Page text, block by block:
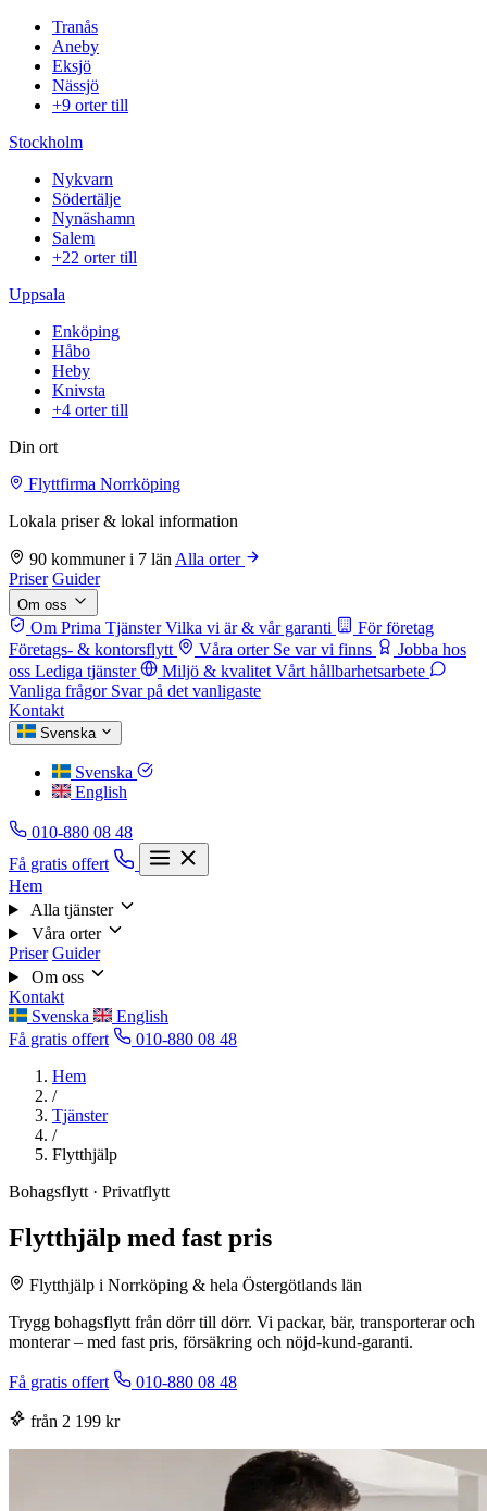
Tranås
Aneby
Eksjö
Nässjö
+9 orter till
Stockholm
Nykvarn
Södertälje
Nynäshamn
Salem
+22 orter till
Uppsala
Enköping
Håbo
Heby
Knivsta
+4 orter till
Din ort
Flyttfirma Norrköping
Lokala priser & lokal information
90 kommuner i 7 län Alla orter
Priser Guider
Om oss
Om Prima Tjänster Vilka vi är & vår garanti
För företag
Företags- & kontorsflytt
Våra orter Se var vi finns
Jobba hos
oss Lediga tjänster Miljö & kvalitet Vårt hållbarhetsarbete
Vanliga frågor Svar på det vanligaste
Kontakt
Svenska
Svenska
English
010-880 08 48
Få gratis offert
Hem
Alla tjänster
Våra orter
Priser Guider
Om oss
Kontakt
Svenska
English
Få gratis offert
010-880 08 48
Hem
/
Tjänster
/
Flytthjälp
Bohagsflytt · Privatflytt
Flytthjälp med fast pris
Flytthjälp i Norrköping & hela Östergötlands län
Trygg bohagsflytt från dörr till dörr. Vi packar, bär, transporterar och
monterar – med fast pris, försäkring och nöjd-kund-garanti.
Få gratis offert 010-880 08 48
från 2 199 kr